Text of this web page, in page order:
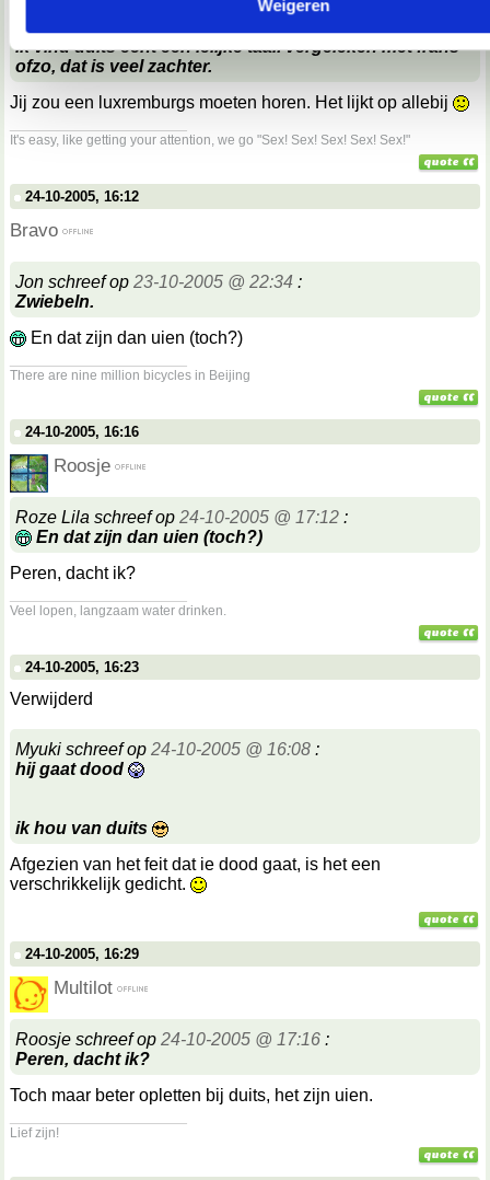
Weigeren
Hanneke schreef op
ik vind duits echt een lelijke taal. vergeleken met frans
ofzo, dat is veel zachter.
Jij zou een luxremburgs moeten horen. Het lijkt op allebij
It's easy, like getting your attention, we go "Sex! Sex! Sex! Sex! Sex!"
24-10-2005, 16:12
Bravo
Jon schreef op 23-10-2005 @ 22:34 :
Zwiebeln.
En dat zijn dan uien (toch?)
There are nine million bicycles in Beijing
24-10-2005, 16:16
Roosje
Roze Lila schreef op 24-10-2005 @ 17:12 :
En dat zijn dan uien (toch?)
Peren, dacht ik?
Veel lopen, langzaam water drinken.
24-10-2005, 16:23
Verwijderd
Myuki schreef op 24-10-2005 @ 16:08 :
hij gaat dood
ik hou van duits
Afgezien van het feit dat ie dood gaat, is het een
verschrikkelijk gedicht.
24-10-2005, 16:29
Multilot
Roosje schreef op 24-10-2005 @ 17:16 :
Peren, dacht ik?
Toch maar beter opletten bij duits, het zijn uien.
Lief zijn!